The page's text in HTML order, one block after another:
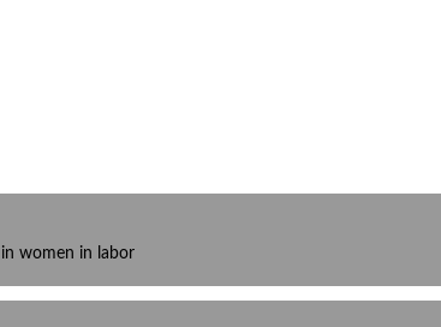
women in labor